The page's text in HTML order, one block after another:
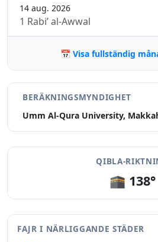
14 aug. 2026
1 Rabi’ al-Awwal
📅 Visa fullständig
BERÄKNINGSMYNDIGHET
Umm Al-Qura University,
QIBLA-
🕋 138°
FAJR I NÄRLIGGANDE STÄDER